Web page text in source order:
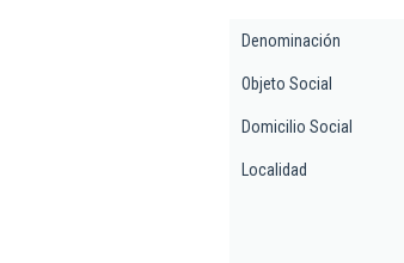
Denominación
Objeto Social
Domicilio Social
Localidad